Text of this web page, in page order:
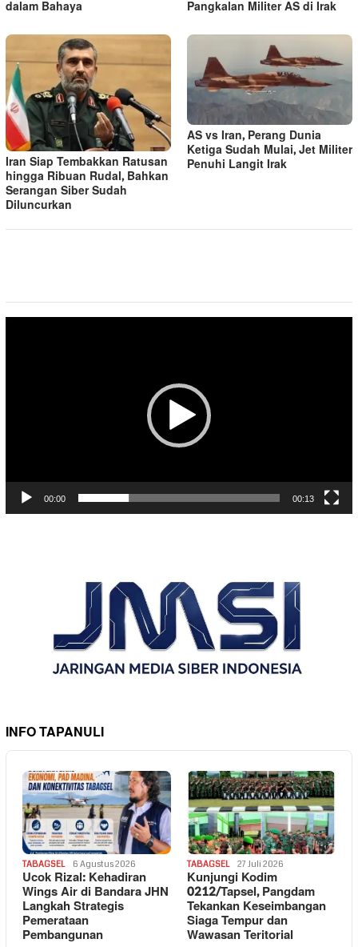
dalam Bahaya Pangkalan Militer AS di Irak
Iran Siap Tembakkan Ratusan
hingga Ribuan Rudal, Bahkan
Serangan Siber Sudah
Diluncurkan
AS vs Iran, Perang Dunia
Ketiga Sudah Mulai, Jet Militer
Penuhi Langit Irak
00:00 00:13
INFO TAPANULI
TABAGSEL 6 Agustus 2026
Ucok Rizal: Kehadiran
Wings Air di Bandara JHN
Langkah Strategis
Pemerataan
Pembangunan
TABAGSEL 27 Juli 2026
Kunjungi Kodim
0212/Tapsel, Pangdam
Tekankan Keseimbangan
Siaga Tempur dan
Wawasan Teritorial